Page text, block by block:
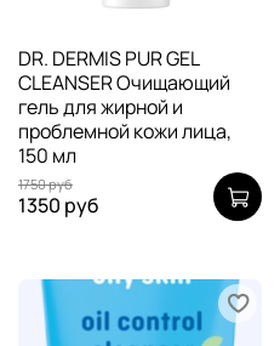
DR. DERMIS PUR GEL
CLEANSER Очищающий
гель для жирной и
проблемной кожи лица,
150 мл
1750 руб
1350 руб